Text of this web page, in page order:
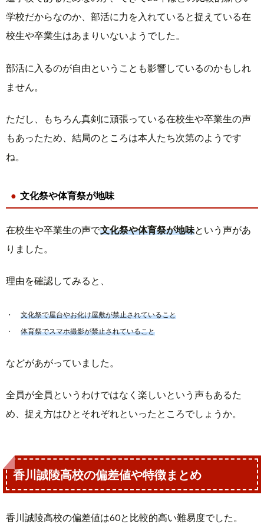
学校だからなのか、部活に力を入れていると捉えている在
校生や卒業生はあまりいないようでした。
部活に入るのが自由ということも影響しているのかもしれ
ません。
ただし、もちろん真剣に頑張っている在校生や卒業生の声
もあったため、結局のところは本人たち次第のようです
ね。
文化祭や体育祭が地味
在校生や卒業生の声で文化祭や体育祭が地味という声があ
りました。
理由を確認してみると、
文化祭で屋台やお化け屋敷が禁止されていること
体育祭でスマホ撮影が禁止されていること
などがあがっていました。
全員が全員というわけではなく楽しいという声もあるた
め、捉え方はひとそれぞれといったところでしょうか。
香川誠陵高校の偏差値や特徴まとめ
香川誠陵高校の偏差値は60と比較的高い難易度でした。